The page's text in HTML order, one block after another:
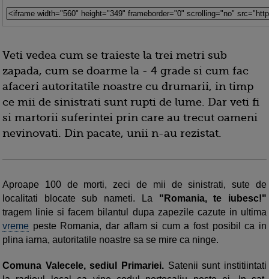
Veti vedea cum se traieste la trei metri sub
zapada, cum se doarme la - 4 grade si cum fac
afaceri autoritatile noastre cu drumarii, in timp
ce mii de sinistrati sunt rupti de lume. Dar veti fi
si martorii suferintei prin care au trecut oameni
nevinovati. Din pacate, unii n-au rezistat.
Aproape 100 de morti, zeci de mii de sinistrati, sute de
localitati blocate sub nameti. La "Romania, te iubesc!"
tragem linie si facem bilantul dupa zapezile cazute in ultima
vreme peste Romania, dar aflam si cum a fost posibil ca in
plina iarna, autoritatile noastre sa se mire ca ninge.
Comuna Valecele, sediul Primariei. Satenii sunt institiintati